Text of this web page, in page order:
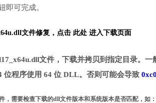
即可完成。
文件修复， 点击 此处 进入下载页面
文件，下载并拷贝到指定目录。
位程序使用 64 位 DLL。否则可能会导致
，需要检查下载的dll文件版本和系统版本是否匹配，如：